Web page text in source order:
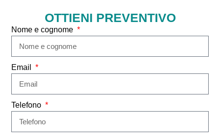
OTTIENI PREVENTIVO
Nome e cognome
Email
Telefono